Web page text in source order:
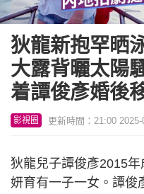
狄龍新抱罕晒
大露背曬太陽
着譚俊彥婚後
影視圈 更新時間：21:00
狄龍兒子譚俊彥2015
妍育有一子一女。譚俊